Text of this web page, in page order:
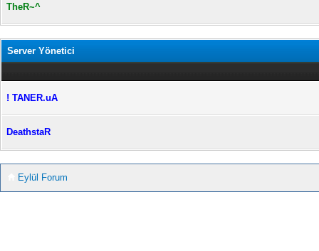
TheR~^
Server Yönetici
! TANER.uA
DeathstaR
Eylül Forum